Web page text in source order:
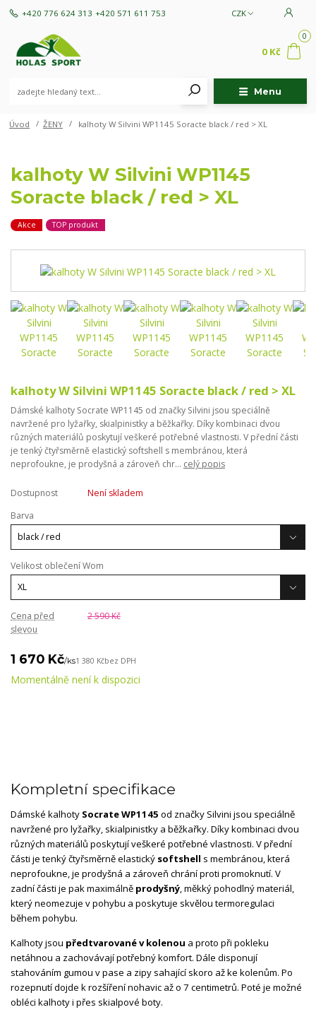
Menu
CZK
+420 776 624 313 +420 571 611 753
0
0 Kč
Úvod ŽENY kalhoty W Silvini WP1145 Soracte black / red > XL
kalhoty W Silvini WP1145
Soracte black / red > XL
Akce TOP produkt
kalhoty W Silvini WP1145 Soracte black / red > XL
Dámské kalhoty Socrate WP1145 od značky Silvini jsou speciálně
navržené pro lyžařky, skialpinistky a běžkařky. Díky kombinaci dvou
různých materiálů poskytují veškeré potřebné vlastnosti. V přední části
je tenký čtyřsměrně elastický softshell s membránou, která
neprofoukne, je prodyšná a zároveň chr... celý popis
Dostupnost
Není skladem
Barva
Velikost oblečení Wom
Cena před
slevou
2 590 Kč
1 670 Kč/ks1 380 Kčbez DPH
Momentálně není k dispozici
Kompletní specifikace
Dámské kalhoty Socrate WP1145 od značky Silvini jsou speciálně
navržené pro lyžařky, skialpinistky a běžkařky. Díky kombinaci dvou
různých materiálů poskytují veškeré potřebné vlastnosti. V přední
části je tenký čtyřsměrně elastický softshell s membránou, která
neprofoukne, je prodyšná a zároveň chrání proti promoknutí. V
zadní části je pak maximálně prodyšný, měkký pohodlný materiál,
který neomezuje v pohybu a poskytuje skvělou termoregulaci
během pohybu.
Kalhoty jsou předtvarované v kolenou a proto při pokleku
netáhnou a zachovávají potřebný komfort. Dále disponují
stahováním gumou v pase a zipy sahající skoro až ke kolenům. Po
rozepnutí dojde k rozšíření nohavic až o 7 centimetrů. Poté je možné
obléci kalhoty i přes skialpové boty.